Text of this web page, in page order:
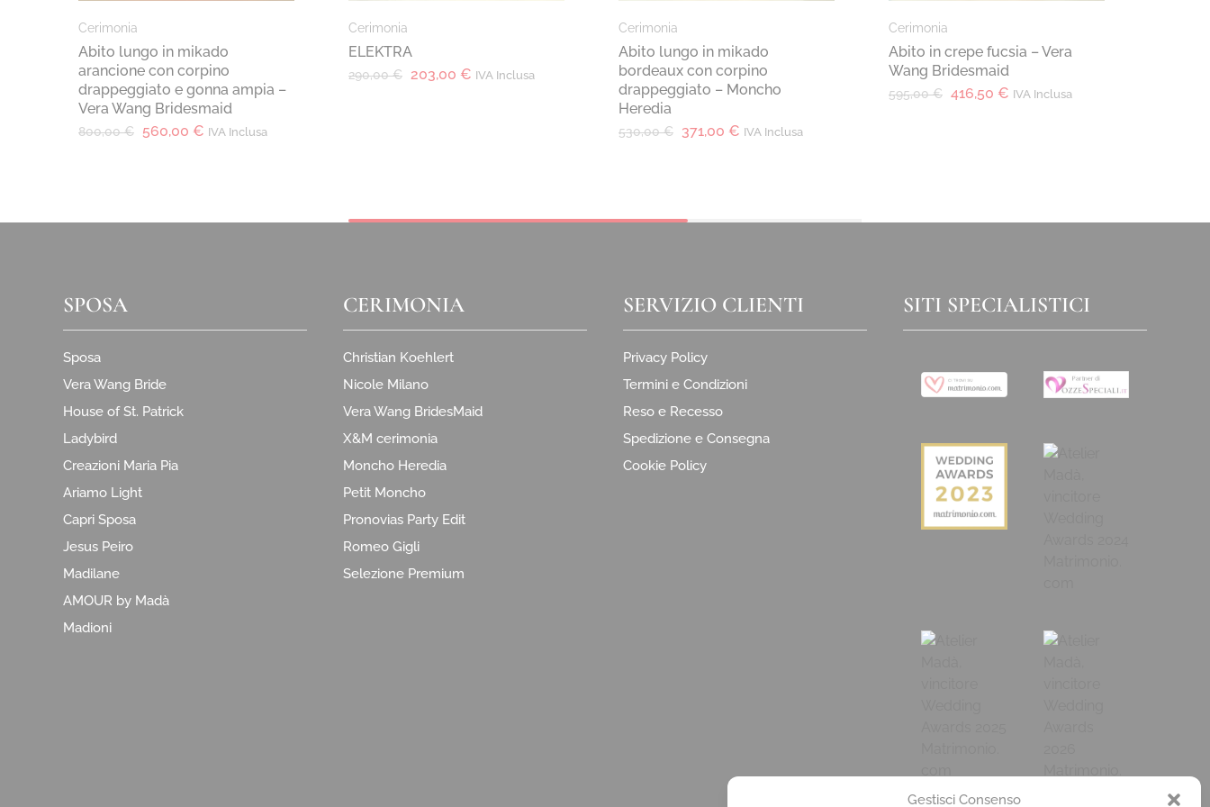
Gestisci Consenso
Cerimonia
Abito lungo in mikado
arancione con corpino
drappeggiato e gonna ampia –
Vera Wang Bridesmaid
800,00€ 560,00 € IVA Inclusa
Cerimonia
ELEKTRA
290,00€ 203,00 € IVA Inclusa
Cerimonia
Abito lungo in mikado
bordeaux con corpino
drappeggiato – Moncho
Heredia
530,00€ 371,00 € IVA Inclusa
Cerimonia
Abito in crepe fucsia – Vera
Wang Bridesmaid
595,00€ 416,50 € IVA Inclusa
SPOSA
Sposa
Vera Wang Bride
House of St. Patrick
Ladybird
Creazioni Maria Pia
Ariamo Light
Capri Sposa
Jesus Peiro
Madilane
AMOUR by Madà
Madioni
CERIMONIA
Christian Koehlert
Nicole Milano
Vera Wang BridesMaid
X&M cerimonia
Moncho Heredia
Petit Moncho
Pronovias Party Edit
Romeo Gigli
Selezione Premium
SERVIZIO CLIENTI
Privacy Policy
Termini e Condizioni
Reso e Recesso
Spedizione e Consegna
Cookie Policy
SITI SPECIALISTICI